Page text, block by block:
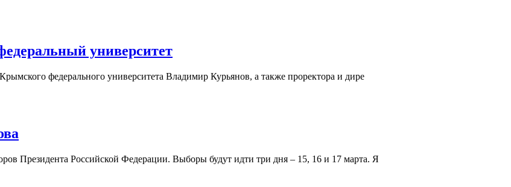
университет
федерального университета Владимир Курьянов, а также проректора и дире
Президента Российской Федерации. Выборы будут идти три дня – 15, 16 и 17 марта. Я